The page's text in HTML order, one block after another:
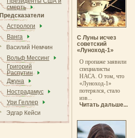
смерть
Предсказатели
Астрологи
Ванга
Василий Немчин
Вольф Мессинг
Григорий
Распутин
Джуна
Нострадамус
Ури Геллер
Эдгар Кейси
С Луны исчез
советский
«Луноход-1»
О пропаже заявили
специалисты
НАСА. О том, что
«Луноход-1»
потерялся, стало
изв...
Читать дальше...